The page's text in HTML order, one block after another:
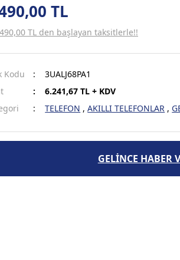
TL
TL den başlayan taksitlerle!!
Kodu
3UALJ68PA1
6.241,67 TL + KDV
TELEFON ,AKILLI TELEFONLAR ,
GELİNCE HABER